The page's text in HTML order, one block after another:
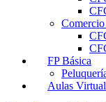
FP Básica
Aulas